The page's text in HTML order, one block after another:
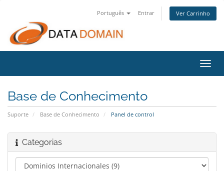
Português Entrar Ver Carrinho
Base de Conhecimento
Suporte Base de Conhecimento Panel de control
Categorias